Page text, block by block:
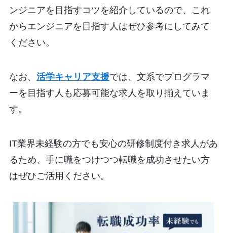
ンジニアを目指すコツを紹介しているので、これ
からエンジニアを目指す人はぜひ参考にしてみて
ください。
なお、 活学キャリア支援では、文系でプログラマ
ーを目指す人も応募可能な求人を取り揃えていま
す。
IT業界未経験の方でも安心の研修制度付き求人があ
るため、手に職をつけつつ転職を成功させたい方
はぜひご活用ください。